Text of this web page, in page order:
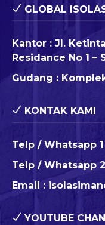
GLOBAL
Kantor : Jl.
Residance No 1 –
Gudang :
KONTAK KAMI
Telp / Whatsapp 1
Telp / Whatsapp
Email :
YOUTUBE